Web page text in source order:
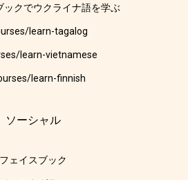
ックでウクライナ語を学ぶ
learn-tagalog
learn-vietnamese
learn-finnish
ソーシャル
フェイスブック